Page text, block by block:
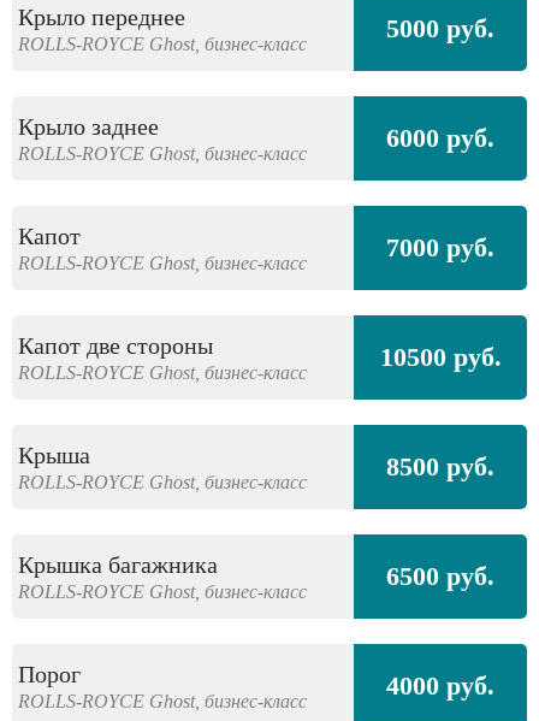
Крыло переднее
ROLLS-ROYCE Ghost, бизнес-класс 5000 руб.
Крыло заднее
ROLLS-ROYCE Ghost, бизнес-класс 6000 руб.
Капот
ROLLS-ROYCE Ghost, бизнес-класс 7000 руб.
Капот две стороны
ROLLS-ROYCE Ghost, бизнес-класс 10500 руб.
Крыша
ROLLS-ROYCE Ghost, бизнес-класс 8500 руб.
Крышка багажника
ROLLS-ROYCE Ghost, бизнес-класс 6500 руб.
Порог
ROLLS-ROYCE Ghost, бизнес-класс 4000 руб.